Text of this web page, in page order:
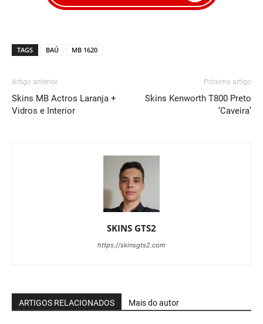
TAGS BAÚ MB 1620
Artigo anterior
Skins MB Actros Laranja +
Vidros e Interior
Próximo artigo
Skins Kenworth T800 Preto
‘Caveira’
SKINS GTS2
https://skinsgts2.com
ARTIGOS RELACIONADOS Mais do autor